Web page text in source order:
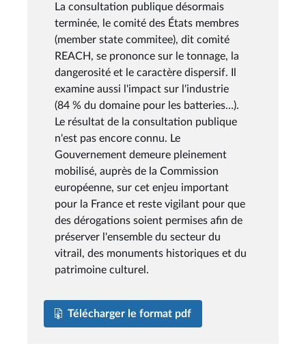
La consultation publique désormais
terminée, le comité des États membres
(member state commitee), dit comité
REACH, se prononce sur le tonnage, la
dangerosité et le caractère dispersif. Il
examine aussi l'impact sur l'industrie
(84 % du domaine pour les batteries…).
Le résultat de la consultation publique
n'est pas encore connu. Le
Gouvernement demeure pleinement
mobilisé, auprès de la Commission
européenne, sur cet enjeu important
pour la France et reste vigilant pour que
des dérogations soient permises afin de
préserver l'ensemble du secteur du
vitrail, des monuments historiques et du
patrimoine culturel.
Télécharger le format pdf